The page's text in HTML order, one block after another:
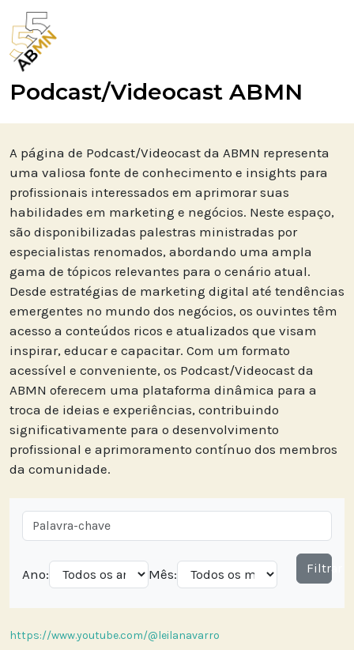
ABMN
Podcast/Videocast ABMN
A página de Podcast/Videocast da ABMN representa
uma valiosa fonte de conhecimento e insights para
profissionais interessados em aprimorar suas
habilidades em marketing e negócios. Neste espaço,
são disponibilizadas palestras ministradas por
especialistas renomados, abordando uma ampla
gama de tópicos relevantes para o cenário atual.
Desde estratégias de marketing digital até tendências
emergentes no mundo dos negócios, os ouvintes têm
acesso a conteúdos ricos e atualizados que visam
inspirar, educar e capacitar. Com um formato
acessível e conveniente, os Podcast/Videocast da
ABMN oferecem uma plataforma dinâmica para a
troca de ideias e experiências, contribuindo
significativamente para o desenvolvimento
profissional e aprimoramento contínuo dos membros
da comunidade.
Ano: Mês: Filtrar
https://www.youtube.com/@leilanavarro